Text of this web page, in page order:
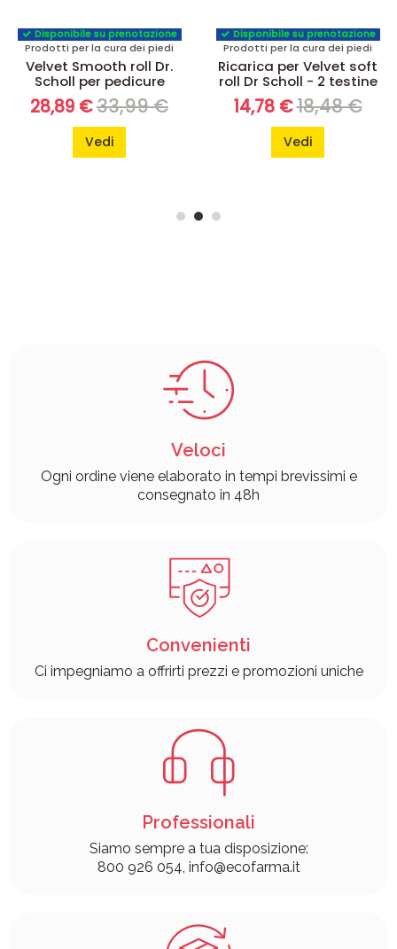
Disponibile su prenotazione
Prodotti per la cura dei piedi
Ricarica per Velvet soft
roll Dr Scholl - 2 testine
14,78 € 18,48 €
Vedi
Disponibile su prenotazione
Prodotti per la cura dei piedi
Polvere deodorante
Deo Control Dr Scholl -
75 g
8,21 €10,01 €
Vedi
Veloci
Ogni ordine viene elaborato in tempi brevissimi e
consegnato in 48h
Convenienti
Ci impegniamo a offrirti prezzi e promozioni uniche
Professionali
Siamo sempre a tua disposizione:
800 926 054, info@ecofarma.it